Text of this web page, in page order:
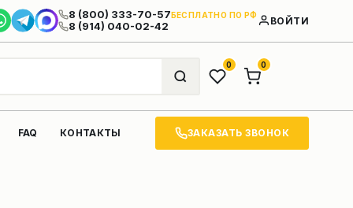
8 (800) 333-70-57БЕСПЛАТНО ПО РФ
8 (914) 040-02-42 ВОЙТИ
0 0
FAQ КОНТАКТЫ ЗАКАЗАТЬ ЗВОНОК